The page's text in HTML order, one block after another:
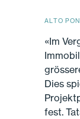
ALTO
«Im
Dies
fest.